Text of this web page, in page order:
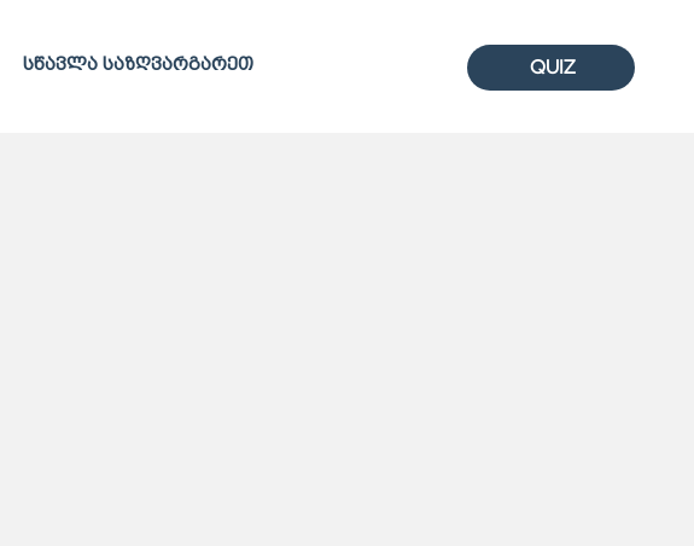
სწავლა საზღვარგარეთ QUIZ